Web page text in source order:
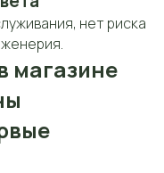
нет риска
магазине